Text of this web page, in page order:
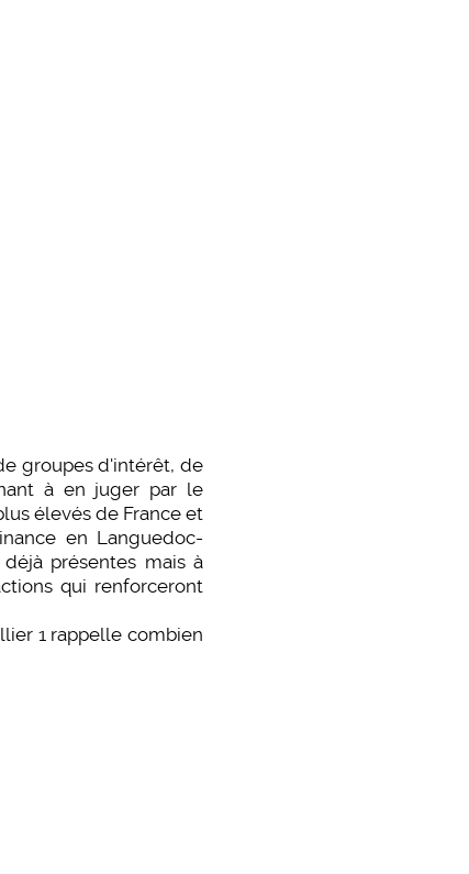
groupes d'intérêt, de
à en juger par le
élevés de France et
en Languedoc-
présentes mais à
qui renforceront
1 rappelle combien